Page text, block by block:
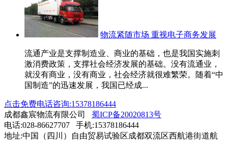
物流紧随市场 重视电子商务发展
流通产业是支撑制造业、商业的基础，也是我国实施刺
激消费政策，支撑社会经济发展的基础。没有流通业，
就没有商业，没有商业，社会经济就很难繁荣。随着“中
国制造”的迅速发展，我国已经成...
点击免费电话咨询:15378186444
成都鑫宸物流有限公司 蜀ICP备20020813号
电话:028-86627707 手机:15378186444
地址:中国（四川）自由贸易试验区成都双流区西航港街道航